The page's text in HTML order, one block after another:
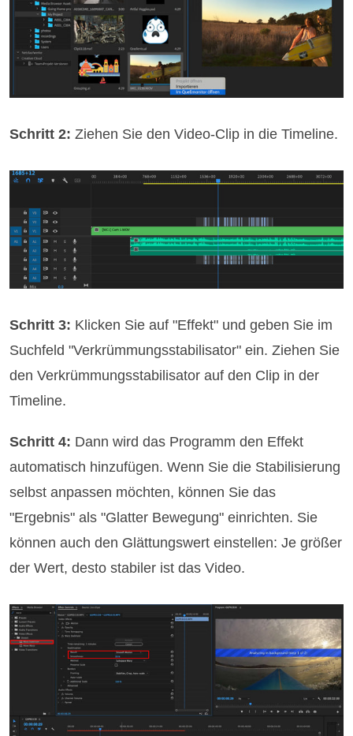
Schritt 2:Ziehen Sie den Video-Clip in die Timeline.
Schritt 3: Klicken Sie auf "Effekt" und geben Sie im
Suchfeld "Verkrümmungsstabilisator" ein. Ziehen Sie
den Verkrümmungsstabilisator auf den Clip in der
Timeline.
Schritt 4: Dann wird das Programm den Effekt
automatisch hinzufügen. Wenn Sie die Stabilisierung
selbst anpassen möchten, können Sie das
"Ergebnis" als "Glatter Bewegung" einrichten. Sie
können auch den Glättungswert einstellen: Je größer
der Wert, desto stabiler ist das Video.